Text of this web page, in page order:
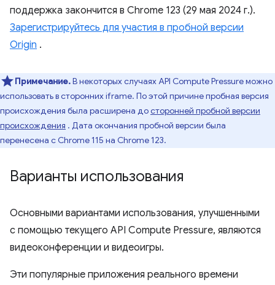
поддержка закончится в Chrome 123 (29 мая 2024 г.).
Зарегистрируйтесь для участия в пробной версии
Origin .
Примечание.В некоторых случаях API Compute Pressure можно
использовать в сторонних iframe. По этой причине пробная версия
происхождения была расширена досторонней пробной версии
происхождения . Дата окончания пробной версии была
перенесена с Chrome 115 на Chrome 123.
Варианты использования
Основными вариантами использования, улучшенными
с помощью текущего API Compute Pressure, являются
видеоконференции и видеоигры.
Эти популярные приложения реального времени